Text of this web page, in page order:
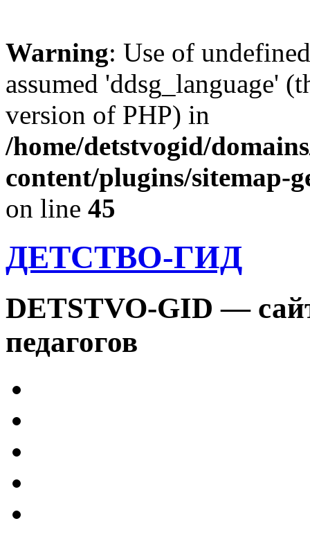
Warning: Use of
assumed 'ddsg_language'
version of PHP) in
/home/detstvogid/
content/plugins/sitemap-
on line 45
ДЕТСТВО-ГИД
DETSTVO-GID —
педагогов